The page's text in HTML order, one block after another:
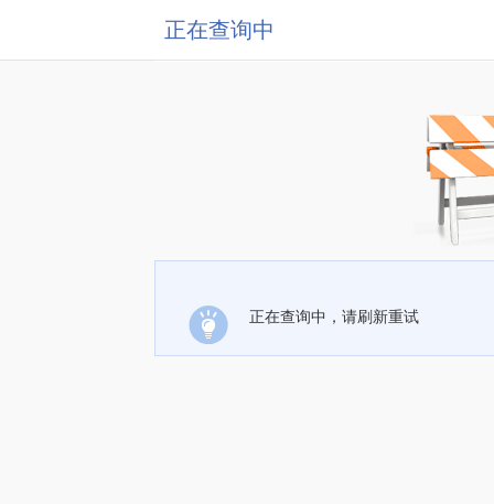
正在查询中
正在查询中，请刷新重试